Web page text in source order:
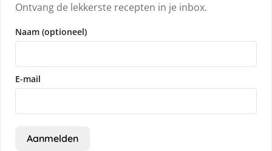
Ontvang de lekkerste recepten in je inbox.
Naam (optioneel)
E-mail
Aanmelden